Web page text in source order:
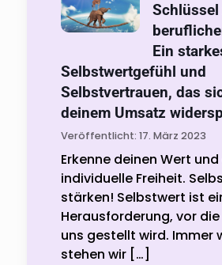
Ein
Selbstwertgefühl und
Selbstvertrauen, das
deinem Umsatz
Veröffentlicht: 17. März 2023
Erkenne deinen Wert
individuelle Freiheit.
stärken! Selbstwert ist
Herausforderung, vor
uns gestellt wird. Immer
stehen wir[…]